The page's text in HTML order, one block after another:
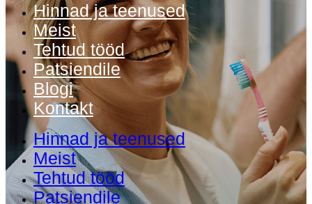
Hinnad ja teenused
Meist
Tehtud tööd
Patsiendile
Blogi
Kontakt
Hinnad ja teenused
Meist
Tehtud tööd
Patsiendile